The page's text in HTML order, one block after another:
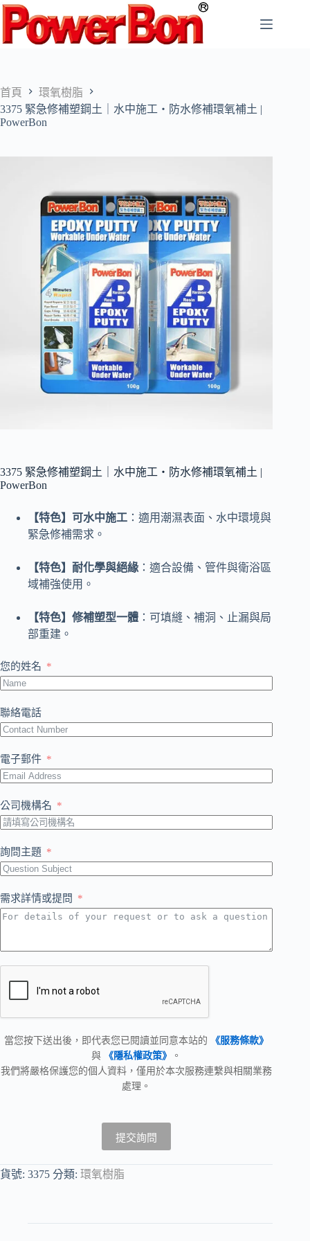
跳
主
容
首頁
環氧樹脂
3375 緊急修補塑鋼土｜水中施工・防水修補環氧補土 |
PowerBon
3375 緊急修補塑鋼土｜水中施工・防水修補環氧補土 |
PowerBon
【特色】可水中施工 ：適用潮濕表面、水中環境與
緊急修補需求。
【特色】耐化學與絕緣 ：適合設備、管件與衛浴區
域補強使用。
【特色】修補塑型一體 ：可填縫、補洞、止漏與局
部重建。
您的姓名
聯絡電話
電子郵件
公司機構名
詢問主題
需求詳情或提問
當您按下送出後，即代表您已閱讀並同意本站的
《服務條款》
與
《隱私權政策》
。
我們將嚴格保護您的個人資料，僅用於本次服務連繫與相關業務
處理。
提交詢問
貨號: 3375 分類: 環氧樹脂